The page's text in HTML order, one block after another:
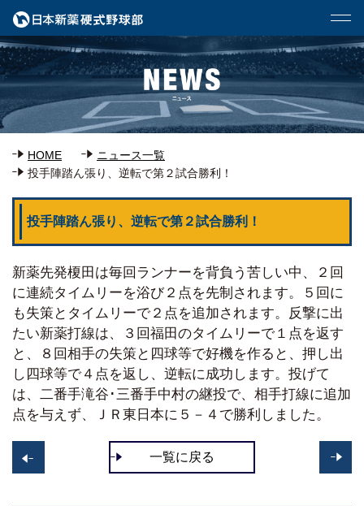
HOME
ニュース一覧
投手陣踏ん張り、逆転で第２試合勝利！
投手陣踏ん張り、逆転で第２試合勝利！
新薬先発榎田は毎回ランナーを背負う苦しい中、２回
に連続タイムリーを浴び２点を先制されます。５回に
も失策とタイムリーで２点を追加されます。反撃に出
たい新薬打線は、３回福田のタイムリーで１点を返す
と、８回相手の失策と四球等で好機を作ると、押し出
し四球等で４点を返し、逆転に成功します。投げて
は、二番手滝谷･三番手中村の継投で、相手打線に追加
点を与えず、ＪＲ東日本に５－４で勝利しました。
一覧に戻る